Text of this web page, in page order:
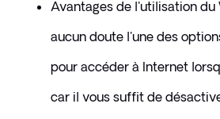
​​Avantages de l'utilisation
aucun doute l'une des
pour accéder à Internet
car il vous suffit de